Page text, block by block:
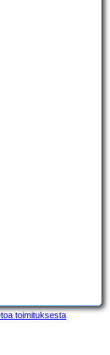
toimituksesta